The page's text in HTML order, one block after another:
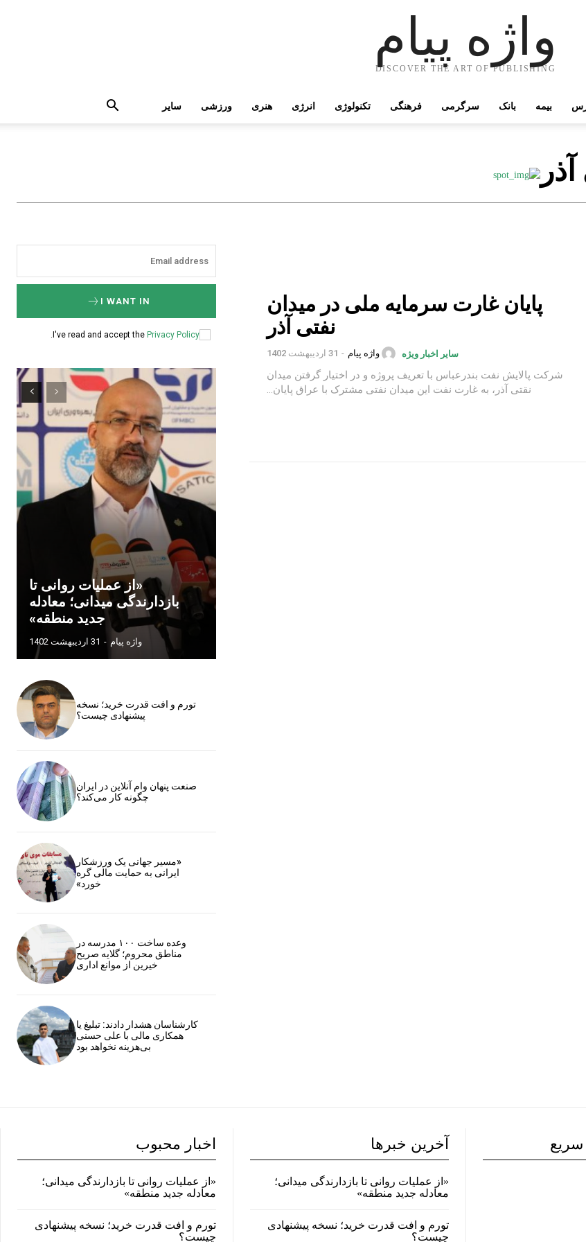
واژه پیام
DISCOVER THE ART OF PUBLISHING
بیمه بانک سرگرمی فرهنگی تکنولوژی انرژی هنری ورزشی سایر
پایان غارت سرمایه ملی در میدان
نفتی آذر
سایر اخبار ویژه واژه پیام - 31 اردیبهشت 1402
شرکت پالایش نفت بندرعباس با تعریف پروژه و در اختیار گرفتن میدان
نقتی آذر، به غارت نفت این میدان نفتی مشترک با عراق پایان...
I WANT IN
I've read and accept the Privacy Policy
«از عملیات روانی تا
بازدارندگی میدانی؛ معادله
جدید منطقه»
واژه پیام - 31 اردیبهشت 1402
تورم و افت قدرت خرید؛ نسخه
پیشنهادی چیست؟
صنعت پنهان وام آنلاین در ایران
چگونه کار می‌کند؟
«مسیر جهانی یک ورزشکار
ایرانی به حمایت مالی گره
خورد»
وعده ساخت ۱۰۰ مدرسه در
مناطق محروم؛ گلایه صریح
خیرین از موانع اداری
کارشناسان هشدار دادند: تبلیغ یا
همکاری مالی با علی حسنی
بی‌هزینه نخواهد بود
آخرین خبرها
«از عملیات روانی تا بازدارندگی میدانی؛
معادله جدید منطقه»
تورم و افت قدرت خرید؛ نسخه پیشنهادی
چیست؟
اخبار محبوب
«از عملیات روانی تا بازدارندگی میدانی؛
معادله جدید منطقه»
تورم و افت قدرت خرید؛ نسخه پیشنهادی
چیست؟